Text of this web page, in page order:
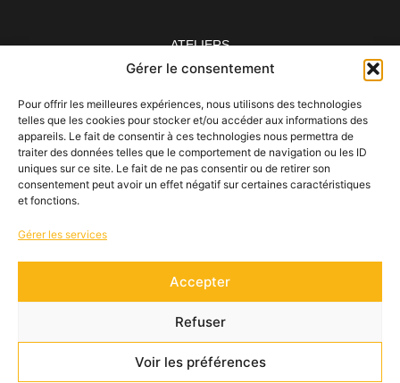
Gérer le consentement
Pour offrir les meilleures expériences, nous utilisons des technologies
telles que les cookies pour stocker et/ou accéder aux informations des
appareils. Le fait de consentir à ces technologies nous permettra de
traiter des données telles que le comportement de navigation ou les ID
uniques sur ce site. Le fait de ne pas consentir ou de retirer son
consentement peut avoir un effet négatif sur certaines caractéristiques
et fonctions.
Gérer les services
Accepter
Refuser
Voir les préférences
ATELIERS
ÉVÉNEMENTS
NOS RESTAURANTS
CONTACT & RÉSÉRVATION
Copyright Sushi Life 2026
conception & réalisation
mentions légales -
CGV